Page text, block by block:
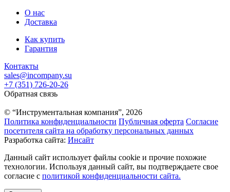
О нас
Доставка
Как купить
Гарантия
Контакты
sales@incompany.su
+7 (351) 726-20-26
Обратная связь
© “Инструментальная компания”, 2026
Политика конфиденциальности Публичная оферта Согласие
посетителя сайта на обработку персональных данных
Разработка сайта: Инсайт
Данный сайт использует файлы cookie и прочие похожие
технологии. Используя данный сайт, вы подтверждаете свое
согласие с политикой конфиденциальности сайта.